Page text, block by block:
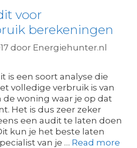
voor
berekeningen
door Energiehunter.nl
is een soort analyse die
volledige verbruik is van
woning waar je op dat
Het is dus zeer zeker
een audit te laten doen
kun je het beste laten
van je … Read more